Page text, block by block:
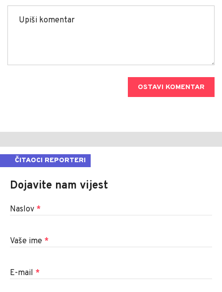
OSTAVI KOMENTAR
ČITAOCI REPORTERI
Dojavite nam vijest
Naslov *
Vaše ime *
E-mail *